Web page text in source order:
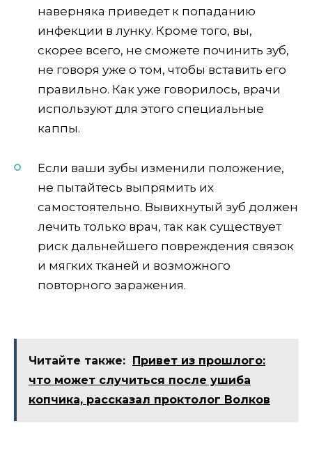
наверняка приведет к попаданию
инфекции в лунку. Кроме того, вы,
скорее всего, не сможете починить зуб,
не говоря уже о том, чтобы вставить его
правильно. Как уже говорилось, врачи
используют для этого специальные
каппы.
Если ваши зубы изменили положение,
не пытайтесь выпрямить их
самостоятельно. Вывихнутый зуб должен
лечить только врач, так как существует
риск дальнейшего повреждения связок
и мягких тканей и возможного
повторного заражения.
Читайте также: Привет из прошлого:
что может случиться после ушиба
копчика, рассказал проктолог Волков